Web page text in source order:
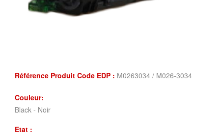
Référence Produit Code EDP : M0263034 / M026-3034
Couleur:
Black - Noir
Etat :